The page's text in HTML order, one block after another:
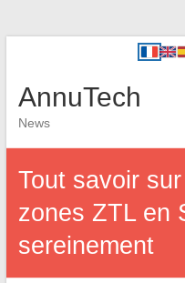
AnnuTech
News
Tout savoir
zones ZTL en
sereinement